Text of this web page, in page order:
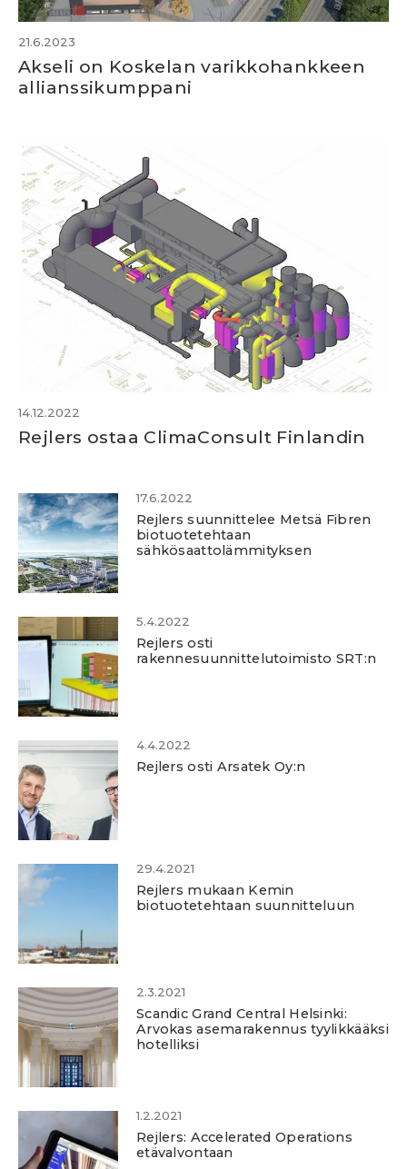
21.6.2023
Akseli on Koskelan varikkohankkeen
allianssikumppani
14.12.2022
Rejlers ostaa ClimaConsult Finlandin
17.6.2022
Rejlers suunnittelee Metsä Fibren
biotuotetehtaan
sähkösaattolämmityksen
5.4.2022
Rejlers osti
rakennesuunnittelutoimisto SRT:n
4.4.2022
Rejlers osti Arsatek Oy:n
29.4.2021
Rejlers mukaan Kemin
biotuotetehtaan suunnitteluun
2.3.2021
Scandic Grand Central Helsinki:
Arvokas asemarakennus tyylikkääksi
hotelliksi
1.2.2021
Rejlers: Accelerated Operations
etävalvontaan